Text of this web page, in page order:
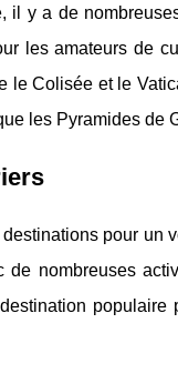
il y a de
les amateurs de
le Colisée et le
les Pyramides de
pour
de nombreuses